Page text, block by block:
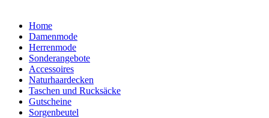
Home
Damenmode
Herrenmode
Sonderangebote
Accessoires
Naturhaardecken
Taschen und Rucksäcke
Gutscheine
Sorgenbeutel